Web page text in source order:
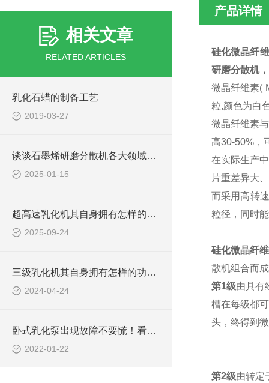
相关文章
RELATED ARTICLES
乳化石蜡的制备工艺
2019-03-27
谈谈石墨烯研磨分散机各大领域中的作用
2025-01-15
超高速乳化机其自身拥有怎样的功能呢？
2025-09-24
三级乳化机其自身拥有怎样的功能呢？
2024-04-24
卧式乳化泵出现故障不要慌！看这里
2022-01-22
产品详情
硅化微晶纤
研磨分散机
微晶纤维素(
粒,颜色为白
微晶纤维素
高30-50%，
在实际生产
片重差异大
而采用高转
粒径，同时
硅化微晶纤
散机组合而
第1级由具有
槽在每级都
头， 终得到
第2级由转定